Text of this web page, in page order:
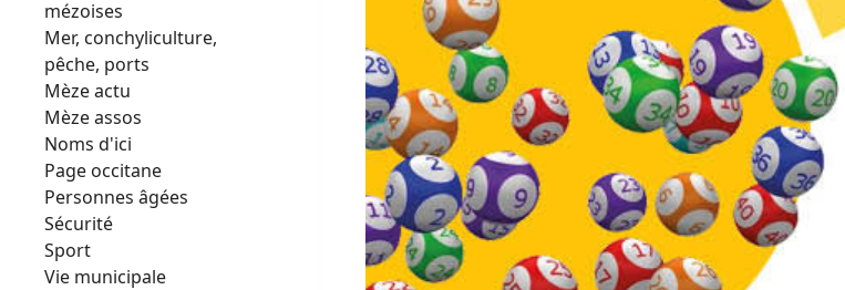
mézoises
Mer, conchyliculture,
pêche, ports
Mèze actu
Mèze assos
Noms d'ici
Page occitane
Personnes âgées
Sécurité
Sport
Vie municipale